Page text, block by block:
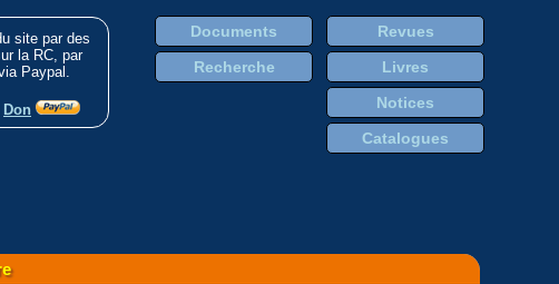
site par des
la RC, par
Paypal.
Don
Documents
Recherche
Revues
Livres
Notices
Catalogues